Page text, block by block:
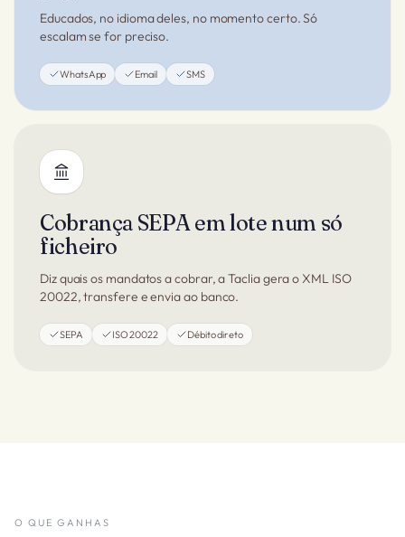
Educados, no idioma deles, no momento certo. Só
escalam se for preciso.
WhatsApp Email SMS
Cobrança SEPA em lote num só
ficheiro
Diz quais os mandatos a cobrar, a Taclia gera o XML ISO
20022, transfere e envia ao banco.
SEPA ISO 20022 Débito direto
O QUE GANHAS